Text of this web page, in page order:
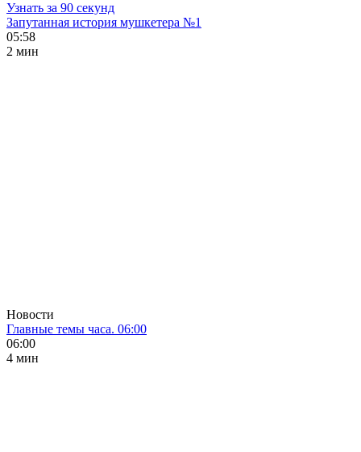
Узнать за 90 секунд
Запутанная история мушкетера №1
05:58
2 мин
Новости
Главные темы часа. 06:00
06:00
4 мин